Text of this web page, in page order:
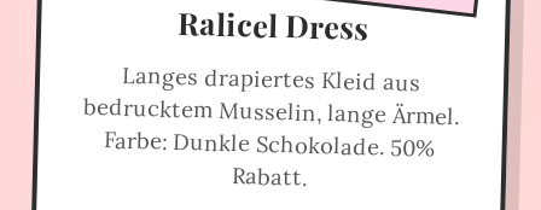
Ralicel Dress
Langes drapiertes Kleid aus
bedrucktem Musselin, lange Ärmel.
Farbe: Dunkle Schokolade. 50%
Rabatt.